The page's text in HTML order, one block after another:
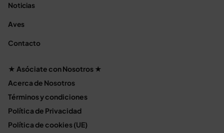
Noticias
Aves
Contacto
★ Asóciate con Nosotros ★
Acerca de Nosotros
Términos y condiciones
Política de Privacidad
Política de cookies (UE)